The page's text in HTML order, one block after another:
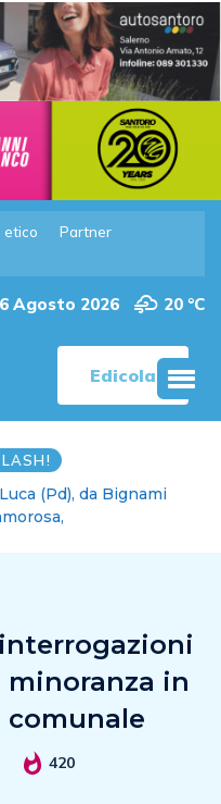
etico
Partner
Agosto 2026 20 °C
Edicola
(Pd), da Bignami
minoranza in
420